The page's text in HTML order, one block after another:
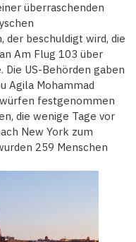
überraschenden
der beschuldigt wird, die
Am Flug 103 über
US-Behörden gaben
Agila Mohammad
festgenommen
die wenige Tage vor
New York zum
259 Menschen